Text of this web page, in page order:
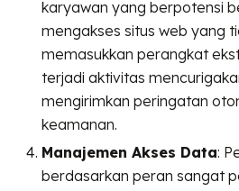
karyawan yang berpotensi
mengakses situs web yang
memasukkan perangkat
terjadi aktivitas
mengirimkan peringatan
keamanan.
Manajemen Akses Data:
berdasarkan peran sangat